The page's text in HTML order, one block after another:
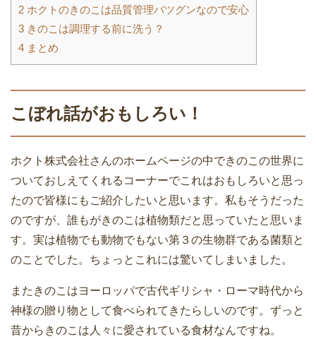
2 ホクトのきのこは品質管理バツグンなので安心
3 きのこは調理する前に洗う？
4 まとめ
こぼれ話がおもしろい！
ホクト株式会社さんのホームページの中できのこの世界に
ついておしえてくれるコーナーでこれはおもしろいと思っ
たので皆様にもご紹介したいと思います。私もそうだった
のですが、誰もがきのこは植物類だと思っていたと思いま
す。実は植物でも動物でもない第３の生物群である菌類と
のことでした。ちょっとこれには驚いてしまいました。
またきのこはヨーロッパで古代ギリシャ・ローマ時代から
神様の贈り物として食べられてきたらしいのです。ずっと
昔からきのこは人々に愛されている食材なんですね。